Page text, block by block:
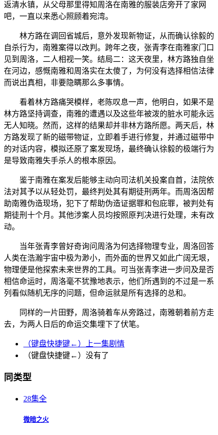
返清水镇，从父母那里得知周洛在南雅的服装店旁开了家网
吧，一直以来悉心照顾着宛湾。
林方路在调回省城后，意外发现新物证，从而确认徐毅的
自杀行为，南雅案得以改判。跨年之夜，张青李在南雅家门口
见到周洛，二人相视一笑。结局二：这天夜里，林方路独自坐
在河边，感慨南雅和周洛实在太傻了，为何没有选择相信法律
而说出真相，非要隐瞒那么多事情。
看着林方路痛哭模样，老陈叹息一声，他明白，如果不是
林方路坚持调查，南雅的遭遇以及这些年被泼的脏水可能永远
无人知晓。然而，这样的结果却并非林方路所愿。两天后，林
方路发现了新的磁带物证，立即着手进行修复，并通过磁带中
的对话内容，模拟还原了案发现场，最终确认徐毅的极端行为
是导致南雅失手杀人的根本原因。
鉴于南雅在案发后能够主动向司法机关投案自首，法院依
法对其予以从轻处罚，最终判处其有期徒刑两年。而周洛因帮
助南雅伪造现场，犯下了帮助伪造证据罪和包庇罪，被判处有
期徒刑十个月。其他涉案人员均按照原判决进行处理，未有改
动。
当年张青李曾好奇询问周洛为何选择物理专业，周洛回答
人类在浩瀚宇宙中极为渺小，而外面的世界又如此广阔无垠，
物理便是他探索未来世界的工具。可当张青李进一步问及是否
相信命运时，周洛毫不犹豫地表示，他们所遇到的不过是一系
列看似随机无序的问题，但命运就是所有选择的总和。
同样的一片田野，周洛骑着车从旁路过，南雅朝着前方走
去，为两人日后的命运交集埋下了伏笔。
（键盘快捷键←）上一集剧情
（键盘快捷键←）没有了
同类型
28集全
微暗之火